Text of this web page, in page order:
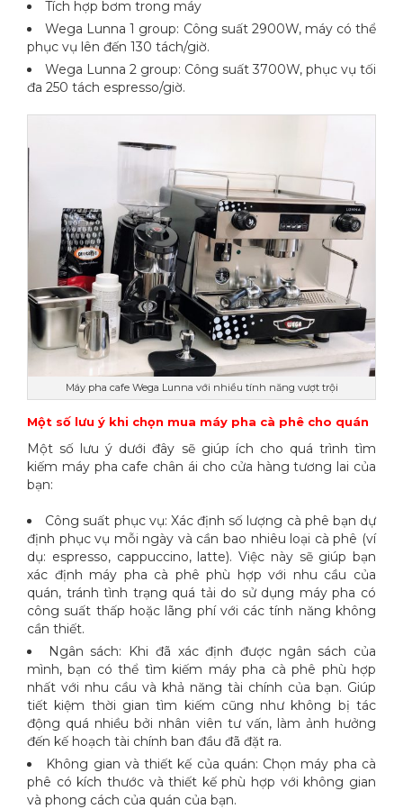
Tích hợp bơm trong máy
Wega Lunna 1 group: Công suất 2900W, máy có thể
phục vụ lên đến 130 tách/giờ.
Wega Lunna 2 group: Công suất 3700W, phục vụ tối
đa 250 tách espresso/giờ.
Máy pha cafe Wega Lunna với nhiều tính năng vượt trội
Một số lưu ý khi chọn mua máy pha cà phê cho quán
Một số lưu ý dưới đây sẽ giúp ích cho quá trình tìm
kiếm máy pha cafe chân ái cho cửa hàng tương lai của
bạn:
Công suất phục vụ: Xác định số lượng cà phê bạn dự
định phục vụ mỗi ngày và cần bao nhiêu loại cà phê (ví
dụ: espresso, cappuccino, latte). Việc này sẽ giúp bạn
xác định máy pha cà phê phù hợp với nhu cầu của
quán, tránh tình trạng quá tải do sử dụng máy pha có
công suất thấp hoặc lãng phí với các tính năng không
cần thiết.
Ngân sách: Khi đã xác định được ngân sách của
mình, bạn có thể tìm kiếm máy pha cà phê phù hợp
nhất với nhu cầu và khả năng tài chính của bạn. Giúp
tiết kiệm thời gian tìm kiếm cũng như không bị tác
động quá nhiều bởi nhân viên tư vấn, làm ảnh hưởng
đến kế hoạch tài chính ban đầu đã đặt ra.
Không gian và thiết kế của quán: Chọn máy pha cà
phê có kích thước và thiết kế phù hợp với không gian
và phong cách của quán của bạn.